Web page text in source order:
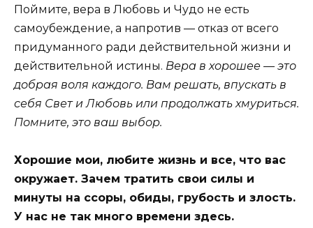
Поймите, вера в Любовь и Чудо не есть
самоубеждение, а напротив — отказ от всего
придуманного ради действительной жизни и
действительной истины. Вера в хорошее — это
добрая воля каждого. Вам решать, впускать в
себя Свет и Любовь или продолжать хмуриться.
Помните, это ваш выбор.
Хорошие мои, любите жизнь и все, что вас
окружает. Зачем тратить свои силы и
минуты на ссоры, обиды, грубость и злость.
У нас не так много времени здесь.